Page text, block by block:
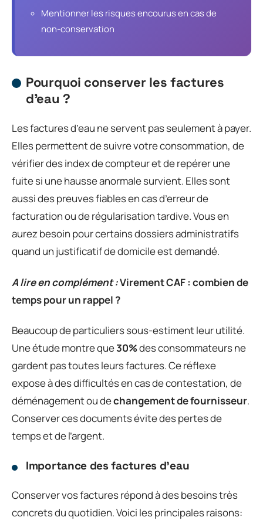
Mentionner les risques encourus en cas de
non-conservation
Pourquoi conserver les factures
d’eau ?
Les factures d’eau ne servent pas seulement à payer.
Elles permettent de suivre votre consommation, de
vérifier des index de compteur et de repérer une
fuite si une hausse anormale survient. Elles sont
aussi des preuves fiables en cas d’erreur de
facturation ou de régularisation tardive. Vous en
aurez besoin pour certains dossiers administratifs
quand un justificatif de domicile est demandé.
A lire en complément :Virement CAF : combien de
temps pour un rappel ?
Beaucoup de particuliers sous-estiment leur utilité.
Une étude montre que30%des consommateurs ne
gardent pas toutes leurs factures. Ce réflexe
expose à des difficultés en cas de contestation, de
déménagement ou dechangement de fournisseur.
Conserver ces documents évite des pertes de
temps et de l’argent.
Importance des factures d’eau
Conserver vos factures répond à des besoins très
concrets du quotidien. Voici les principales raisons: